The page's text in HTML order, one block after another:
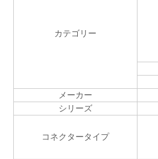
カテゴリー
メーカー
シリーズ
コネクタータイプ